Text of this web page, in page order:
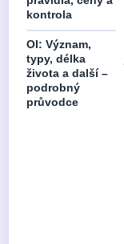
kontrola
OI: Význam,
typy, délka
života a další –
podrobný
průvodce